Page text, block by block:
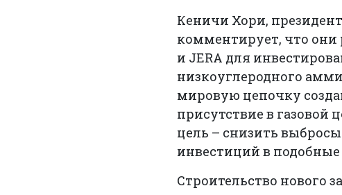
Кеничи Хори,
комментирует, что они
и JERA для
низкоуглеродного
мировую цепочку
присутствие в газовой
цель – снизить
инвестиций в
Строительство нового